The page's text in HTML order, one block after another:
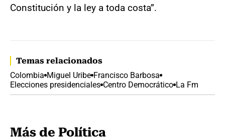
Constitución y la ley a toda costa”.
Temas relacionados
Colombia Miguel Uribe Francisco Barbosa
Elecciones presidenciales Centro Democrático La Fm
Más de Política